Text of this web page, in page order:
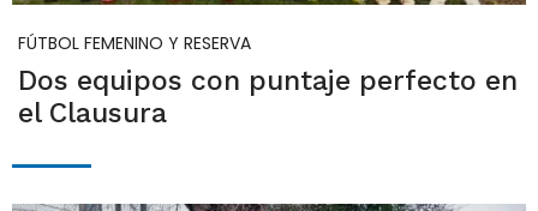
FÚTBOL FEMENINO Y RESERVA
Dos equipos con puntaje perfecto en
el Clausura